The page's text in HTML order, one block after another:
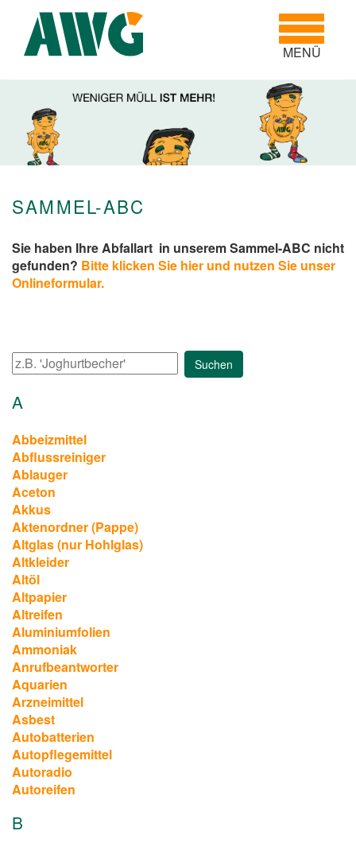
Toggle
MENÜ
SAMMEL-ABC
Sie haben Ihre Abfallart in unserem Sammel-ABC nicht
gefunden? Bitte klicken Sie hier und nutzen Sie unser
Onlineformular.
A
Abbeizmittel
Abflussreiniger
Ablauger
Aceton
Akkus
Aktenordner (Pappe)
Altglas (nur Hohlglas)
Altkleider
Altöl
Altpapier
Altreifen
Aluminiumfolien
Ammoniak
Anrufbeantworter
Aquarien
Arzneimittel
Asbest
Autobatterien
Autopflegemittel
Autoradio
Autoreifen
B